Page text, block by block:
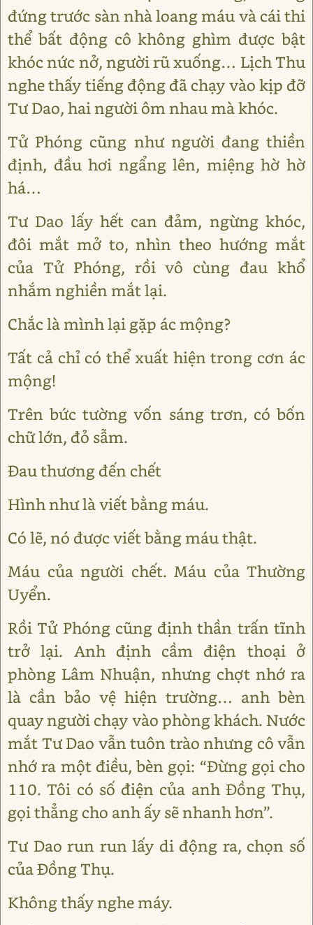
đứng trước sàn nhà loang máu và cái thi
thể bất động cô không ghìm được bật
khóc nức nở, người rũ xuống… Lịch Thu
nghe thấy tiếng động đã chạy vào kịp đỡ
Tư Dao, hai người ôm nhau mà khóc.
Tử Phóng cũng như người đang thiền
định, đầu hơi ngẩng lên, miệng hờ hờ
há…
Tư Dao lấy hết can đảm, ngừng khóc,
đôi mắt mở to, nhìn theo hướng mắt
của Tử Phóng, rồi vô cùng đau khổ
nhắm nghiền mắt lại.
Chắc là mình lại gặp ác mộng?
Tất cả chỉ có thể xuất hiện trong cơn ác
mộng!
Trên bức tường vốn sáng trơn, có bốn
chữ lớn, đỏ sẫm.
Đau thương đến chết
Hình như là viết bằng máu.
Có lẽ, nó được viết bằng máu thật.
Máu của người chết. Máu của Thường
Uyển.
Rồi Tử Phóng cũng định thần trấn tĩnh
trở lại. Anh định cầm điện thoại ở
phòng Lâm Nhuận, nhưng chợt nhớ ra
là cần bảo vệ hiện trường… anh bèn
quay người chạy vào phòng khách. Nước
mắt Tư Dao vẫn tuôn trào nhưng cô vẫn
nhớ ra một điều, bèn gọi: “Đừng gọi cho
110. Tôi có số điện của anh Đồng Thụ,
gọi thẳng cho anh ấy sẽ nhanh hơn”.
Tư Dao run run lấy di động ra, chọn số
của Đồng Thụ.
Không thấy nghe máy.